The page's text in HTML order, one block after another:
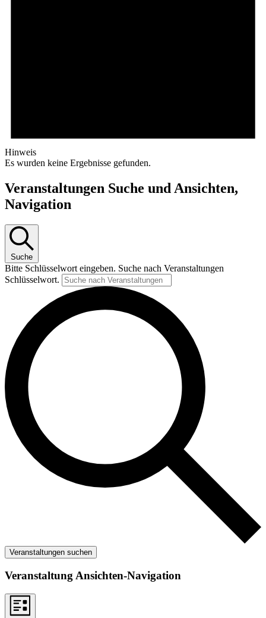
Hinweis
Es wurden keine Ergebnisse gefunden.
Veranstaltungen Suche und Ansichten,
Navigation
Suche
Bitte Schlüsselwort eingeben. Suche nach Veranstaltungen
Schlüsselwort.
Veranstaltungen suchen
Veranstaltung Ansichten-Navigation